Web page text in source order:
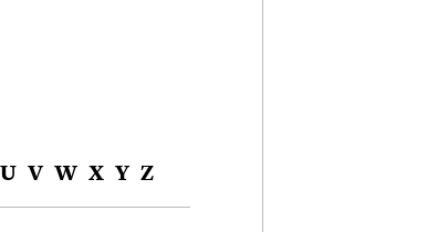
U V W X Y Z